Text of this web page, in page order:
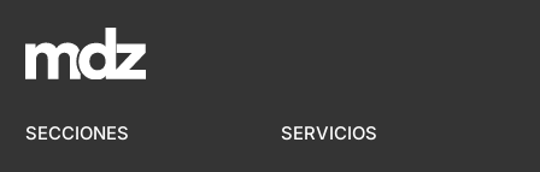
SECCIONES SERVICIOS